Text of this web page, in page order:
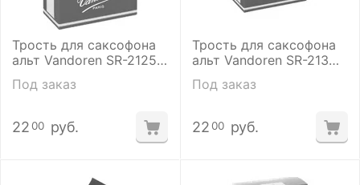
Трость для саксофона
альт Vandoren SR-2125
Под заказ
2200 руб.
Трость для саксофона
альт Vandoren SR-213
Под заказ
2200 руб.